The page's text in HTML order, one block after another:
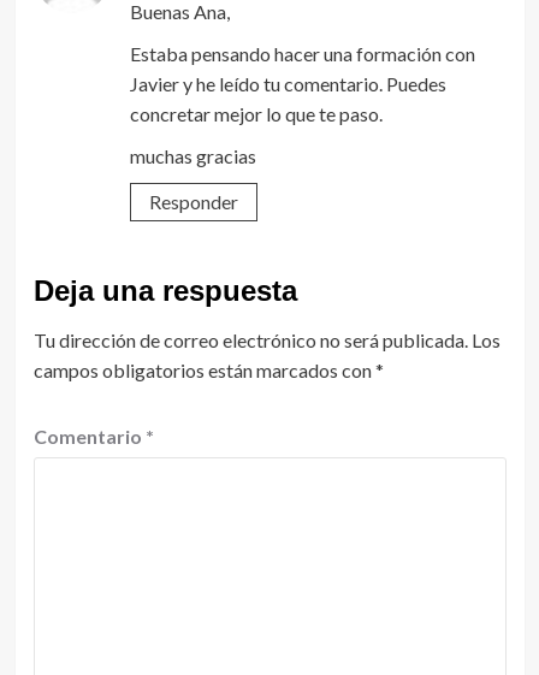
Buenas Ana,
Estaba pensando hacer una formación con
Javier y he leído tu comentario. Puedes
concretar mejor lo que te paso.
muchas gracias
Responder
Deja una respuesta
Tu dirección de correo electrónico no será publicada. Los
campos obligatorios están marcados con*
Comentario *